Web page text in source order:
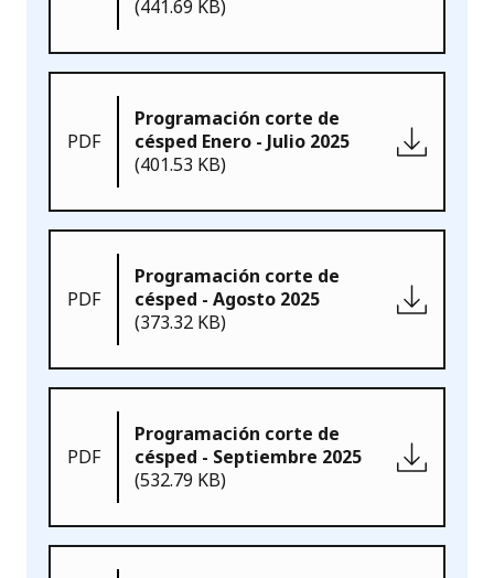
(441.69 KB)
PDF
Programación corte de
césped Enero - Julio 2025
(401.53 KB)
PDF
Programación corte de
césped - Agosto 2025
(373.32 KB)
PDF
Programación corte de
césped - Septiembre 2025
(532.79 KB)